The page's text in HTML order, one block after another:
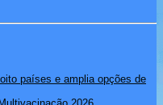
países e amplia opções de